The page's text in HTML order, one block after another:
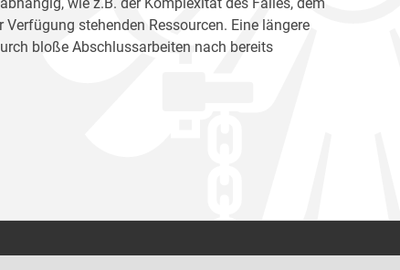
stehenden Ressourcen. Eine längere
bloße Abschlussarbeiten nach bereits